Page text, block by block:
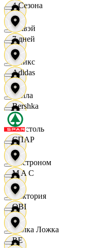
Амвэй
Аникс
Билла
Бристоль
Быстроном
Виктория
Вилка Ложка
4 Сезона
7 дней
Adidas
Bershka
СПАР
M A C
OBI
RE